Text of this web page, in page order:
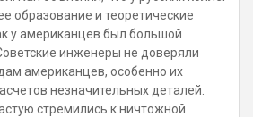
образование и теоретические
у американцев был большой
инженеры не доверяли
американцев, особенно их
незначительных деталей.
стремились к ничтожной